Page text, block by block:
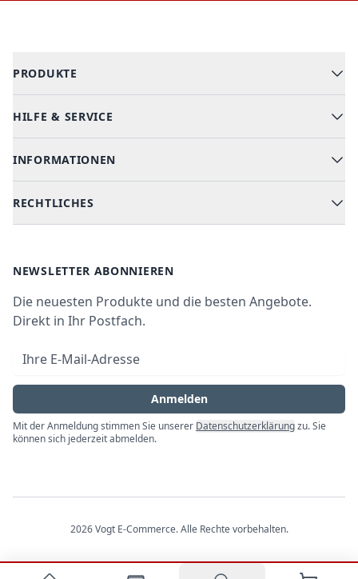
PRODUKTE
Alle Kategorien
Kühlen & Gefrieren
HILFE & SERVICE
Hilfe & FAQ
INFORMATIONEN
Über uns
RECHTLICHES
Datenschutz
Widerrufsrecht
Impressum
NEWSLETTER ABONNIEREN
Die neuesten Produkte und die besten Angebote.
Direkt in Ihr Postfach.
E-Mail-Adresse
Anmelden
Mit der Anmeldung stimmen Sie unserer Datenschutzerklärungzu. Sie
können sich jederzeit abmelden.
2026 Vogt E-Commerce. Alle Rechte vorbehalten.